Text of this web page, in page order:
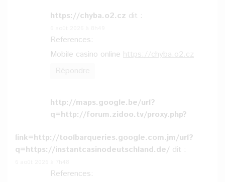
https://chyba.o2.cz dit :
References:
Mobile casino online https://chyba.o2.cz
http://maps.google.be/url?
q=http://forum.zidoo.tv/proxy.php?
link=http://toolbarqueries.google.com.jm/url?
q=https://instantcasinodeutschland.de/ dit :
References: